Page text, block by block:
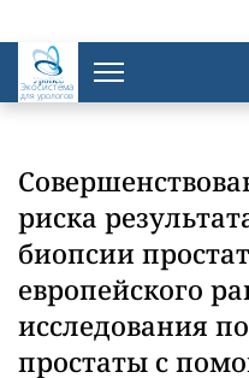
Экосистема
для урологов
риска
биопсии
европейского
исследования
простаты с